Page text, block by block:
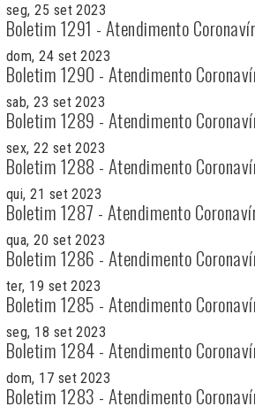
seg, 25 set 2023
Boletim 1291 - Atendimento
dom, 24 set 2023
Boletim 1290 - Atendimento
sab, 23 set 2023
Boletim 1289 - Atendimento
sex, 22 set 2023
Boletim 1288 - Atendimento
qui, 21 set 2023
Boletim 1287 - Atendimento
qua, 20 set 2023
Boletim 1286 - Atendimento
ter, 19 set 2023
Boletim 1285 - Atendimento
seg, 18 set 2023
Boletim 1284 - Atendimento
dom, 17 set 2023
Boletim 1283 - Atendimento